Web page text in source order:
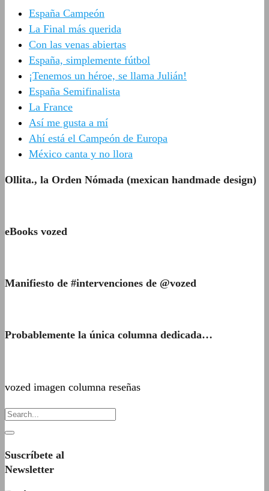
España Campeón
La Final más querida
Con las venas abiertas
España, simplemente fútbol
¡Tenemos un héroe, se llama Julián!
España Semifinalista
La France
Así me gusta a mí
Ahí está el Campeón de Europa
México canta y no llora
Ollita., la Orden Nómada (mexican handmade design)
eBooks vozed
Manifiesto de #intervenciones de @vozed
Probablemente la única columna dedicada…
vozed imagen columna reseñas
Suscríbete al
Newsletter